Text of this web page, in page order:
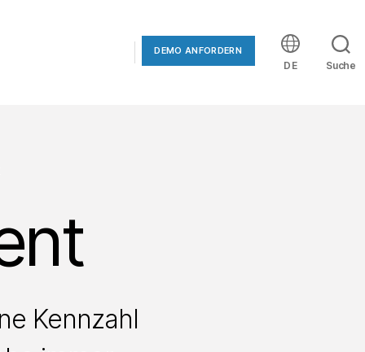
DEMO ANFORDERN
DE Suche
Kennzahl